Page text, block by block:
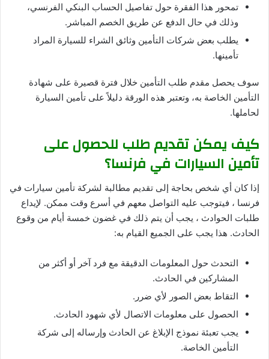
تمحور هذا الفقرة حول تفاصيل الحساب البنكي الفرنسي،
وذلك في حال الدفع عن طريق الخصم المباشر.
يطلب بعض شركات التأمين وثائق الشراء للسيارة المراد
تأمينها.
سوف يحصل مقدم طلب التأمين خلال فترة قصيرة على شهادة
التأمين الخاصة به، وتعتبر هذه الورقة دليلاً على تأمين السيارة
لحاملها.
كيف يمكن تقديم طلب للحصول على
تأمين السيارات في فرنسا؟
إذا كان أي شخص بحاجة إلى تقديم مطالبة لشركة تأمين سيارات في
فرنسا ، فيتوجب عليه التواصل معهم في أسرع وقت ممكن. لإيداع
طلبات الحوادث ، يجب أن يتم ذلك في غضون خمسة أيام من وقوع
الحادث. هذا يجب على الجميع القيام به:
التحدث حول المعلومات الدقيقة مع فرد آخر أو أكثر من
المشاركين في الحادث.
التقاط بعض الصور لأي ضرر.
الحصول على معلومات الاتصال لأي شهود الحادث.
يجب تعبئة نموذج الإبلاغ عن الحادث وإرساله إلى شركة
التأمين الخاصة.